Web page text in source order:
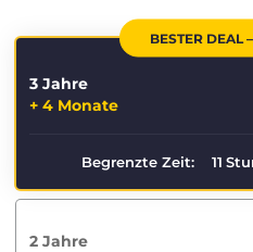
BESTER DEAL
3 Jahre
+ 4 Monate
Begrenzte Zeit: 11
2 Jahre